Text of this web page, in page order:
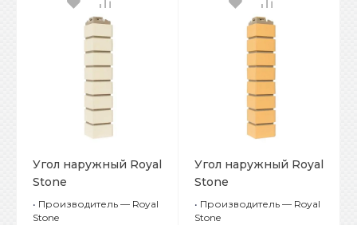
Угол наружный Royal
Stone
Облицовочный
кирпич Нельсон
• Производитель — Royal
Stone
Угол наружный Royal
Stone
Облицовочный
кирпич Квинстаун
• Производитель — Royal
Stone